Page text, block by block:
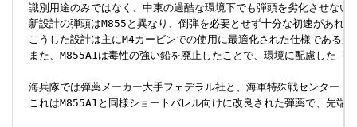
識別用途のみではなく、中東の過酷な環境下でも弾頭を劣化させない
新設計の弾頭はM855と異なり、倒弾を必要とせず十分な初速があれ
こうした設計は主にM4カービンでの使用に最適化された仕様である
また、M855A1は毒性の強い鉛を廃止したことで、環境に配慮した『
海兵隊では弾薬メーカー大手フェデラル社と、海軍特殊戦センタ
これはM855A1と同様ショートバレル向けに改良された弾薬で、先端